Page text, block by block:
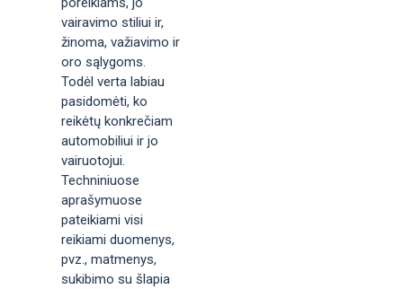
vairavimo stiliui ir,
žinoma, važiavimo ir
oro sąlygoms.
Todėl verta labiau
pasidomėti, ko
reikėtų konkrečiam
automobiliui ir jo
vairuotojui.
Techniniuose
aprašymuose
pateikiami visi
reikiami duomenys,
pvz., matmenys,
sukibimo su šlapia